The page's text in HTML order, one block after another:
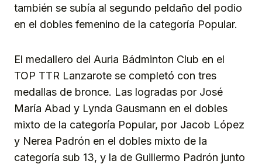
también se subía al segundo peldaño del podio
en el dobles femenino de la categoría Popular.
El medallero del Auria Bádminton Club en el
TOP TTR Lanzarote se completó con tres
medallas de bronce. Las logradas por José
María Abad y Lynda Gausmann en el dobles
mixto de la categoría Popular, por Jacob López
y Nerea Padrón en el dobles mixto de la
categoría sub 13, y la de Guillermo Padrón junto